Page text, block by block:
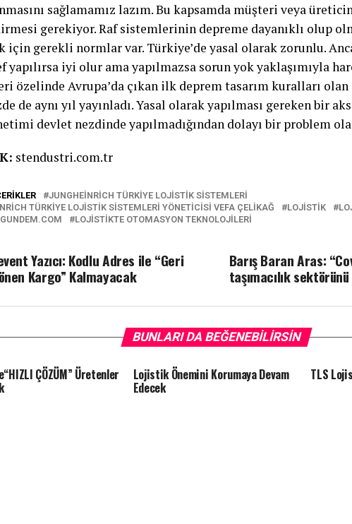
sağlamamız lazım. Bu kapsamda müşteri veya
gerekiyor. Raf sistemlerinin depreme dayanıklı olup
için gerekli normlar var. Türkiye’de yasal olarak zorunlu.
yapılırsa iyi olur ama yapılmazsa sorun yok yaklaşımıyla
özelinde Avrupa’da çıkan ilk deprem tasarım kuralları olan
de aynı yıl yayınladı. Yasal olarak yapılması gereken bir
devlet nezdinde yapılmadığından dolayı bir problem
stendustri.com.tr
JUNGHEINRICH TÜRKIYE LOJISTIK SISTEMLERI
TÜRKIYE LOJISTIK SISTEMLERI YÖNETICISI VEFA ÇELIKAĞ
LOJISTIK
LOJISTIKTE OTOMASYON TEKNOLOJILERI
Barış Baran Aras:
taşımacılık
Yazıcı: Kodlu Adres ile “Geri
Kargo” Kalmayacak
BUNLARI DA BEĞENEBILIRSIN
ÇÖZÜM” Üretenler Lojistik Önemini Korumaya Devam
Edecek
TLS